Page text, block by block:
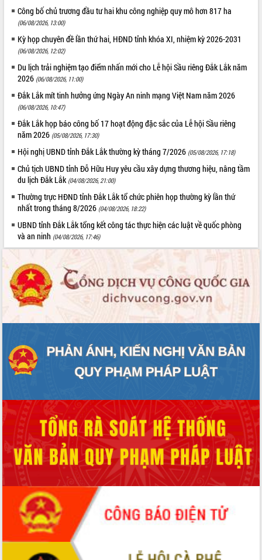
Công bố chủ trương đầu tư hai khu công nghiệp quy mô hơn 817 ha
(06/08/2026, 13:00)
Kỳ họp chuyên đề lần thứ hai, HĐND tỉnh khóa XI, nhiệm kỳ 2026-2031
(06/08/2026, 12:02)
Du lịch trải nghiệm tạo điểm nhấn mới cho Lễ hội Sầu riêng Đắk Lắk năm
2026 (06/08/2026, 11:00)
Đắk Lắk mít tinh hưởng ứng Ngày An ninh mạng Việt Nam năm 2026
(06/08/2026, 10:47)
Đắk Lắk họp báo công bố 17 hoạt động đặc sắc của Lễ hội Sầu riêng
năm 2026 (05/08/2026, 17:30)
Hội nghị UBND tỉnh Đắk Lắk thường kỳ tháng 7/2026 (05/08/2026, 17:18)
Chủ tịch UBND tỉnh Đỗ Hữu Huy yêu cầu xây dựng thương hiệu, nâng tầm
du lịch Đắk Lắk (04/08/2026, 21:00)
Thường trực HĐND tỉnh Đắk Lắk tổ chức phiên họp thường kỳ lần thứ
nhất trong tháng 8/2026 (04/08/2026, 18:22)
UBND tỉnh Đắk Lắk tổng kết công tác thực hiện các luật về quốc phòng
và an ninh (04/08/2026, 17:46)